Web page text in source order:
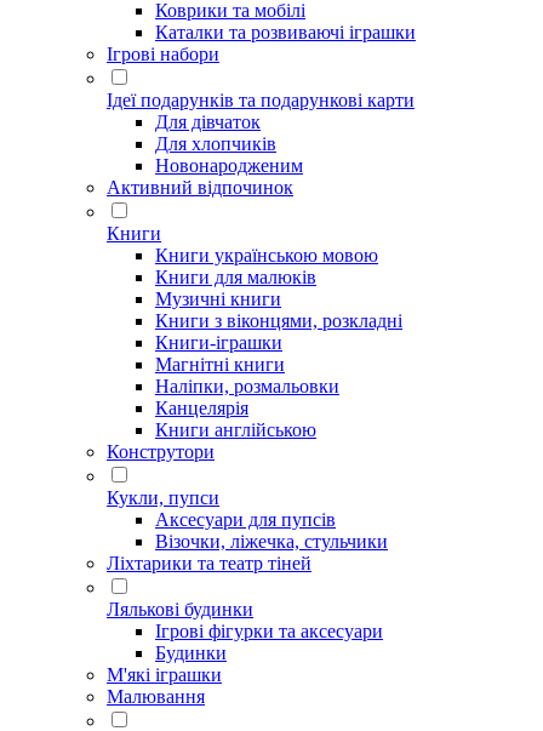
Коврики та мобілі
Каталки та розвиваючі іграшки
Ігрові набори
Ідеї ​​подарунків та подарункові карти
Для дівчаток
Для хлопчиків
Новонародженим
Активний відпочинок
Книги
Книги українською мовою
Книги для малюків
Музичні книги
Книги з віконцями, розкладні
Книги-іграшки
Магнітні книги
Наліпки, розмальовки
Канцелярія
Книги англійською
Конструтори
Кукли, пупси
Аксесуари для пупсів
Візочки, ліжечка, стульчики
Ліхтарики та театр тіней
Лялькові будинки
Ігрові фігурки та аксесуари
Будинки
М'які іграшки
Малювання